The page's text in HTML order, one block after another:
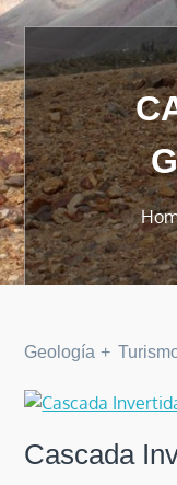
Geología
Cascada